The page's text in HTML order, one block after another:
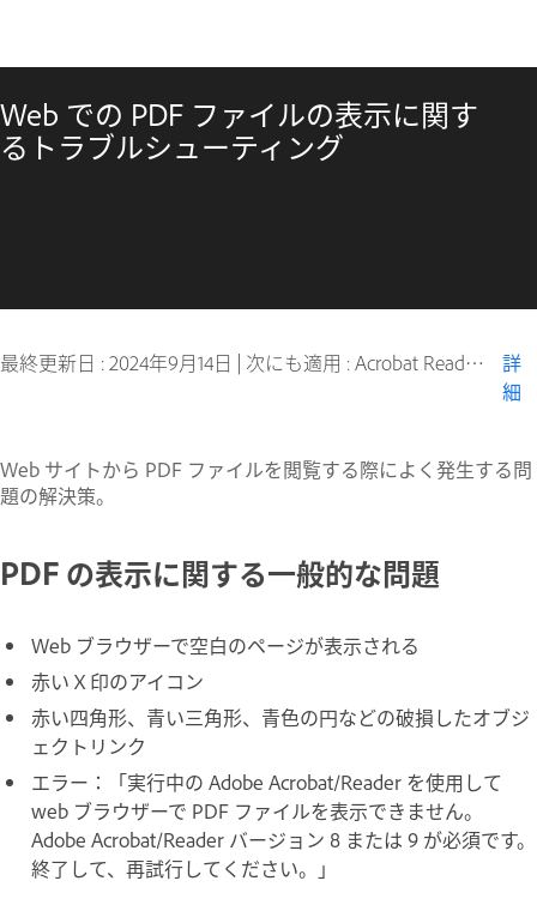
Web での PDF ファイルの表示に関す
るトラブルシューティング
最終更新日 :2024年9月14日 | 次にも適用 : Acrobat Reader, Reader
詳
細
Web サイトから PDF ファイルを閲覧する際によく発生する問
題の解決策。
PDF の表示に関する一般的な問題
Web ブラウザーで空白のページが表示される
赤い X 印のアイコン
赤い四角形、青い三角形、青色の円などの破損したオブジ
ェクトリンク
エラー：「実行中の Adobe Acrobat/Reader を使用して
web ブラウザーで PDF ファイルを表示できません。
Adobe Acrobat/Reader バージョン 8 または 9 が必須です。
終了して、再試行してください。」